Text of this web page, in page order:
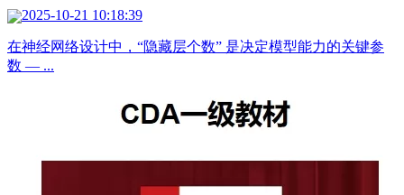
2025-10-21 10:18:39
在神经网络设计中，“隐藏层个数” 是决定模型能力的关键参
数 — ...